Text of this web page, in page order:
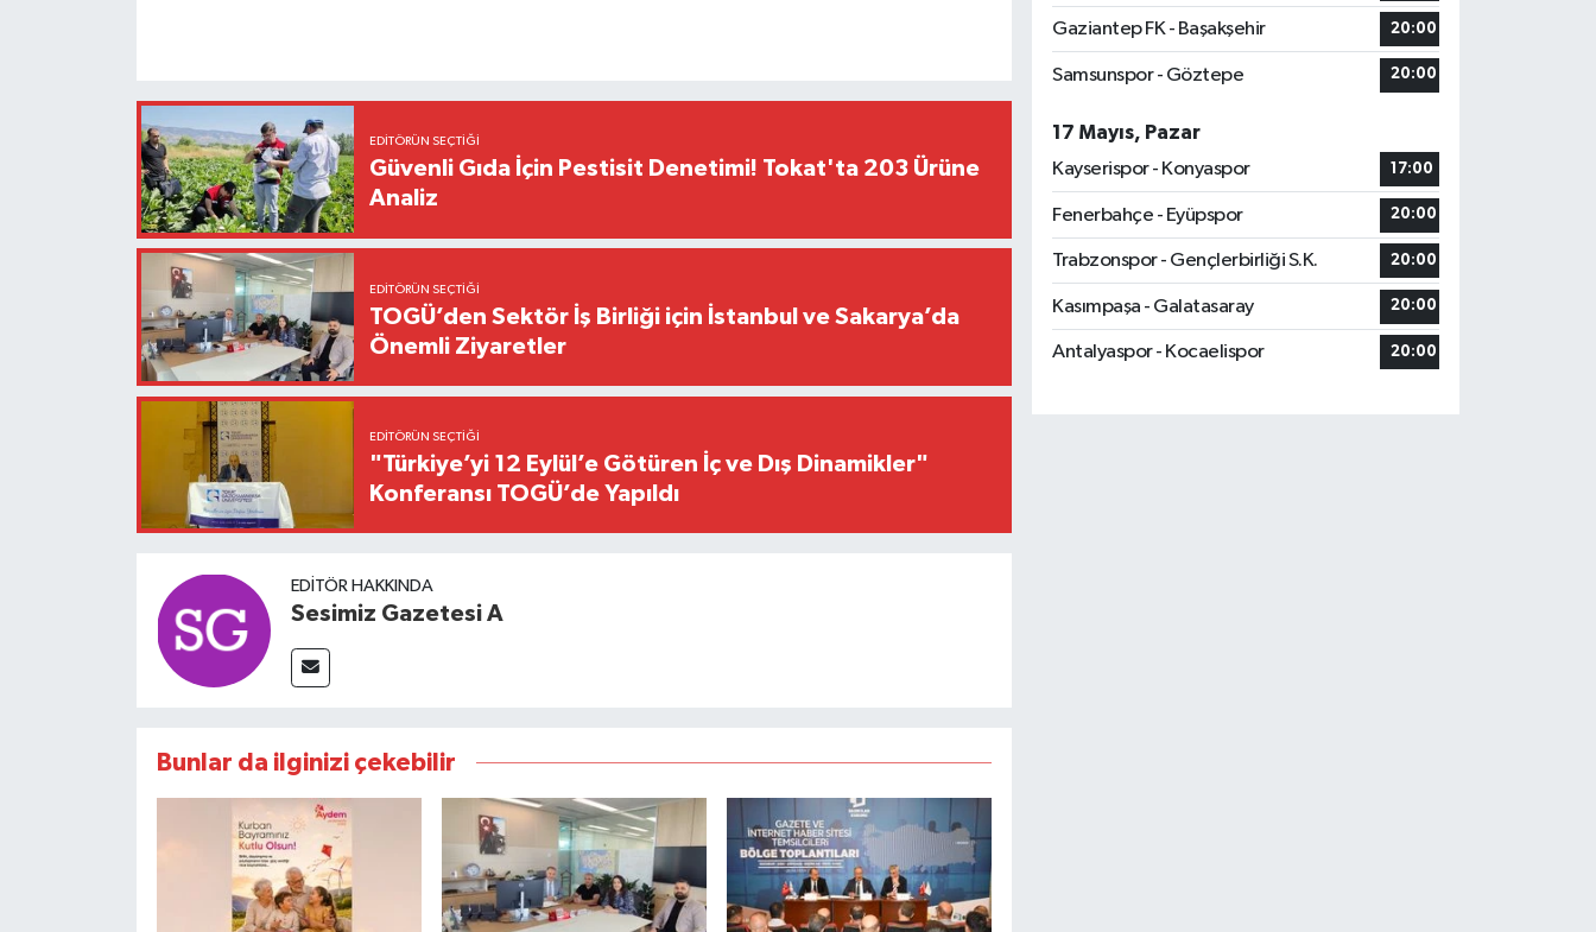
EDITÖRÜN SEÇTIĞI
Güvenli Gıda İçin Pestisit Denetimi! Tokat'ta 203 Ürüne
Analiz
EDITÖRÜN SEÇTIĞI
TOGÜ’den Sektör İş Birliği için İstanbul ve Sakarya’da
Önemli Ziyaretler
EDITÖRÜN SEÇTIĞI
"Türkiye’yi 12 Eylül’e Götüren İç ve Dış Dinamikler"
Konferansı TOGÜ’de Yapıldı
EDITÖR HAKKINDA
Sesimiz Gazetesi A
Bunlar da ilginizi çekebilir
Gaziantep FK - Başakşehir 20:00
Samsunspor - Göztepe 20:00
17 Mayıs, Pazar
Kayserispor - Konyaspor
17:00
Fenerbahçe - Eyüpspor 20:00
Trabzonspor - Gençlerbirliği S.K. 20:00
Kasımpaşa - Galatasaray 20:00
Antalyaspor - Kocaelispor 20:00